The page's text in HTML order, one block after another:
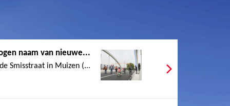
naam van nieuwe...
Smisstraat in Muizen (...